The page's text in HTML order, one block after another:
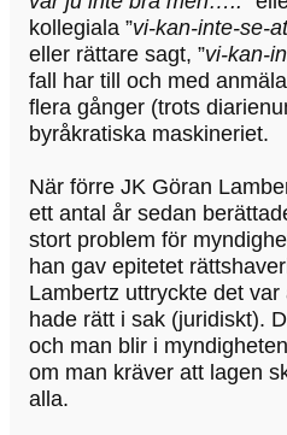
kollegiala ”vi-kan-inte-se-
eller rättare sagt, ”vi-kan-
fall har till och med
flera gånger (trots
byråkratiska maskineriet.
När förre JK Göran
ett antal år sedan
stort problem för
han gav epitetet
Lambertz uttryckte det
hade rätt i sak (juridiskt).
och man blir i
om man kräver att lagen
alla.